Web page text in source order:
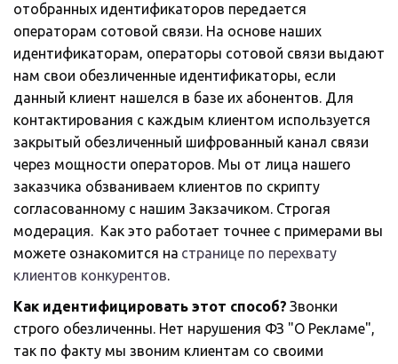
отобранных идентификаторов передается
операторам сотовой связи. На основе наших
идентификаторам, операторы сотовой связи выдают
нам свои обезличенные идентификаторы, если
данный клиент нашелся в базе их абонентов. Для
контактирования с каждым клиентом используется
закрытый обезличенный шифрованный канал связи
через мощности операторов. Мы от лица нашего
заказчика обзваниваем клиентов по скрипту
согласованному с нашим Закзачиком. Строгая
модерация.  Как это работает точнее с примерами вы
можете ознакомится на странице по перехвату
клиентов конкурентов.
Как идентифицировать этот способ? Звонки
строго обезличенны. Нет нарушения ФЗ "О Рекламе",
так по факту мы звоним клиентам со своими